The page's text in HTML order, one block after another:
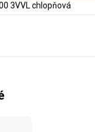
3VVL chlopňová